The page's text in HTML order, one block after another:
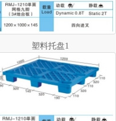
塑料托盘1